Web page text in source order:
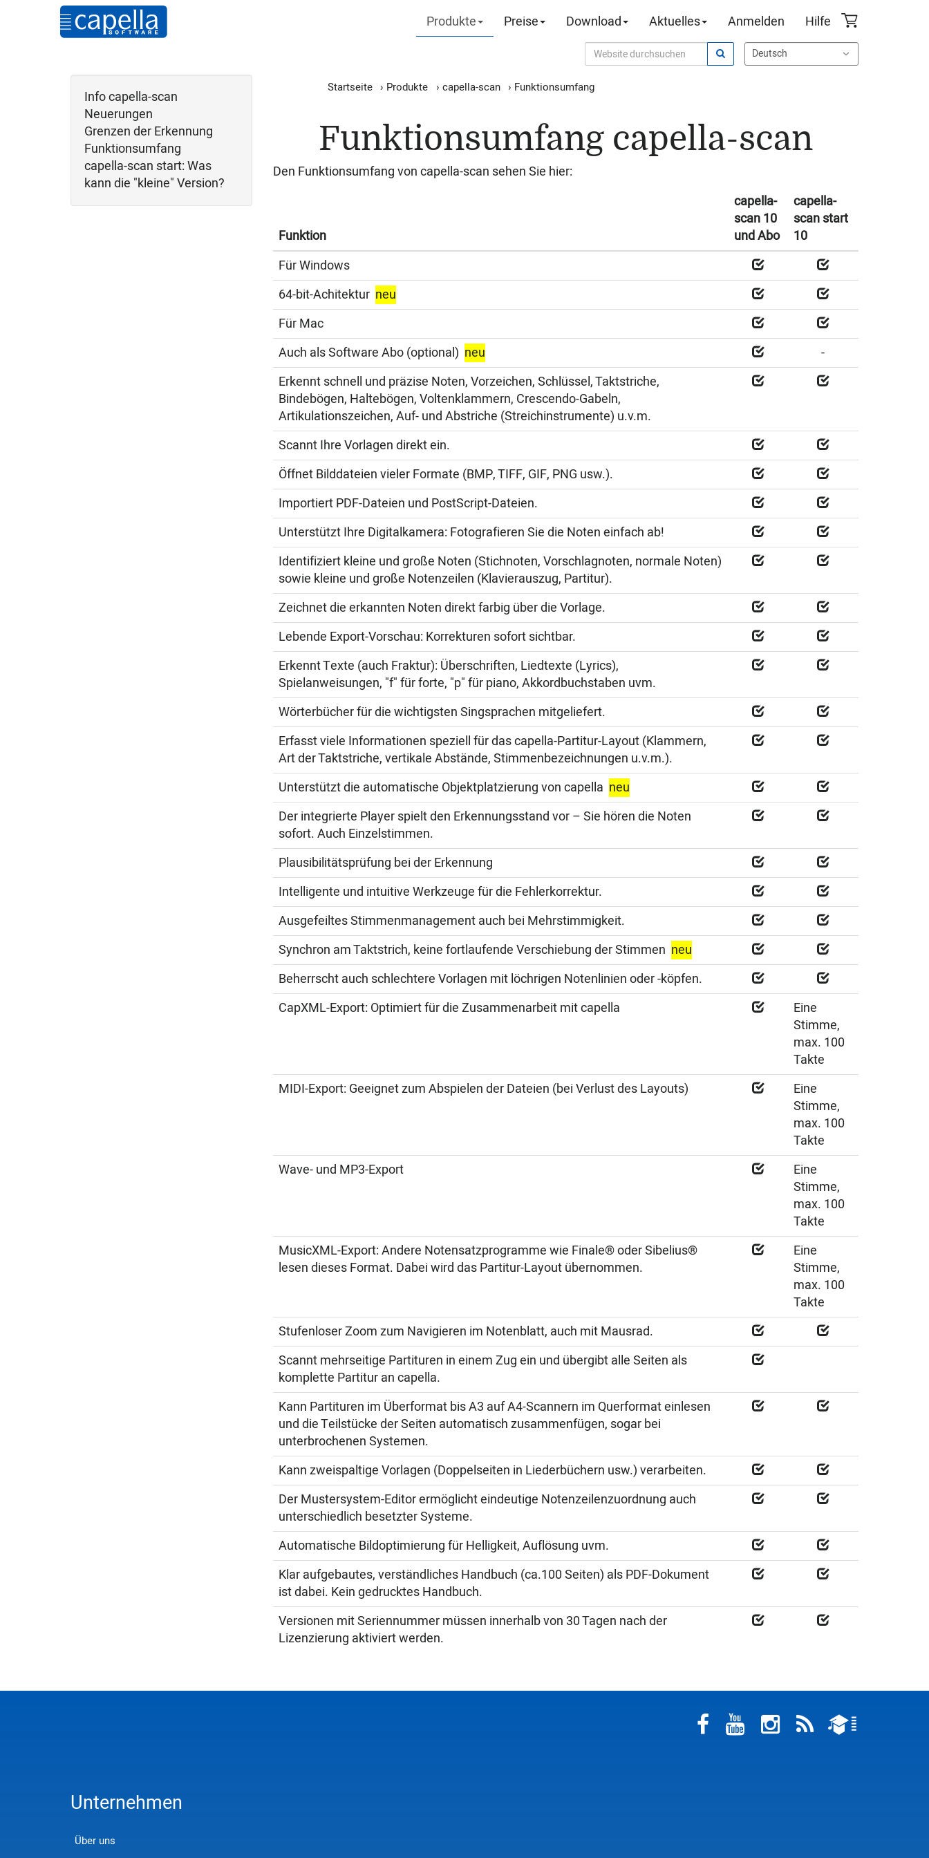
Produkte Preise Download Aktuelles Anmelden Hilfe
Info capella-scan
Neuerungen
Grenzen der Erkennung
Funktionsumfang
capella-scan start: Was
kann die "kleine" Version?
Startseite › Produkte › capella-scan › Funktionsumfang
Funktionsumfang capella-scan
Den Funktionsumfang von capella-scan sehen Sie hier:
Funktion
capella-
scan 10
und Abo
capella-
scan start
10
Für Windows
64-bit-Achitektur neu
Für Mac
Auch als Software Abo (optional) neu
-
Erkennt schnell und präzise Noten, Vorzeichen, Schlüssel, Taktstriche,
Bindebögen, Haltebögen, Voltenklammern, Crescendo-Gabeln,
Artikulationszeichen, Auf- und Abstriche (Streichinstrumente) u.v.m.
Scannt Ihre Vorlagen direkt ein.
Öffnet Bilddateien vieler Formate (BMP, TIFF, GIF, PNG usw.).
Importiert PDF-Dateien und PostScript-Dateien.
Unterstützt Ihre Digitalkamera: Fotografieren Sie die Noten einfach ab!
Identifiziert kleine und große Noten (Stichnoten, Vorschlagnoten, normale Noten)
sowie kleine und große Notenzeilen (Klavierauszug, Partitur).
Zeichnet die erkannten Noten direkt farbig über die Vorlage.
Lebende Export-Vorschau: Korrekturen sofort sichtbar.
Erkennt Texte (auch Fraktur): Überschriften, Liedtexte (Lyrics),
Spielanweisungen, "f" für forte, "p" für piano, Akkordbuchstaben uvm.
Wörterbücher für die wichtigsten Singsprachen mitgeliefert.
Erfasst viele Informationen speziell für das capella-Partitur-Layout (Klammern,
Art der Taktstriche, vertikale Abstände, Stimmenbezeichnungen u.v.m.).
Unterstützt die automatische Objektplatzierung von capella neu
Der integrierte Player spielt den Erkennungsstand vor – Sie hören die Noten
sofort. Auch Einzelstimmen.
Plausibilitätsprüfung bei der Erkennung
Intelligente und intuitive Werkzeuge für die Fehlerkorrektur.
Ausgefeiltes Stimmenmanagement auch bei Mehrstimmigkeit.
Synchron am Taktstrich, keine fortlaufende Verschiebung der Stimmen neu
Beherrscht auch schlechtere Vorlagen mit löchrigen Notenlinien oder -köpfen.
CapXML-Export: Optimiert für die Zusammenarbeit mit capella
Eine
Stimme,
max. 100
Takte
MIDI-Export: Geeignet zum Abspielen der Dateien (bei Verlust des Layouts)
Eine
Stimme,
max. 100
Takte
Wave- und MP3-Export
Eine
Stimme,
max. 100
Takte
MusicXML-Export: Andere Notensatzprogramme wie Finale® oder Sibelius®
lesen dieses Format. Dabei wird das Partitur-Layout übernommen.
Eine
Stimme,
max. 100
Takte
Stufenloser Zoom zum Navigieren im Notenblatt, auch mit Mausrad.
Scannt mehrseitige Partituren in einem Zug ein und übergibt alle Seiten als
komplette Partitur an capella.
Kann Partituren im Überformat bis A3 auf A4-Scannern im Querformat einlesen
und die Teilstücke der Seiten automatisch zusammenfügen, sogar bei
unterbrochenen Systemen.
Kann zweispaltige Vorlagen (Doppelseiten in Liederbüchern usw.) verarbeiten.
Der Mustersystem-Editor ermöglicht eindeutige Notenzeilenzuordnung auch
unterschiedlich besetzter Systeme.
Automatische Bildoptimierung für Helligkeit, Auflösung uvm.
Klar aufgebautes, verständliches Handbuch (ca.100 Seiten) als PDF-Dokument
ist dabei. Kein gedrucktes Handbuch.
Versionen mit Seriennummer müssen innerhalb von 30 Tagen nach der
Lizenzierung aktiviert werden.
Unternehmen
Über uns